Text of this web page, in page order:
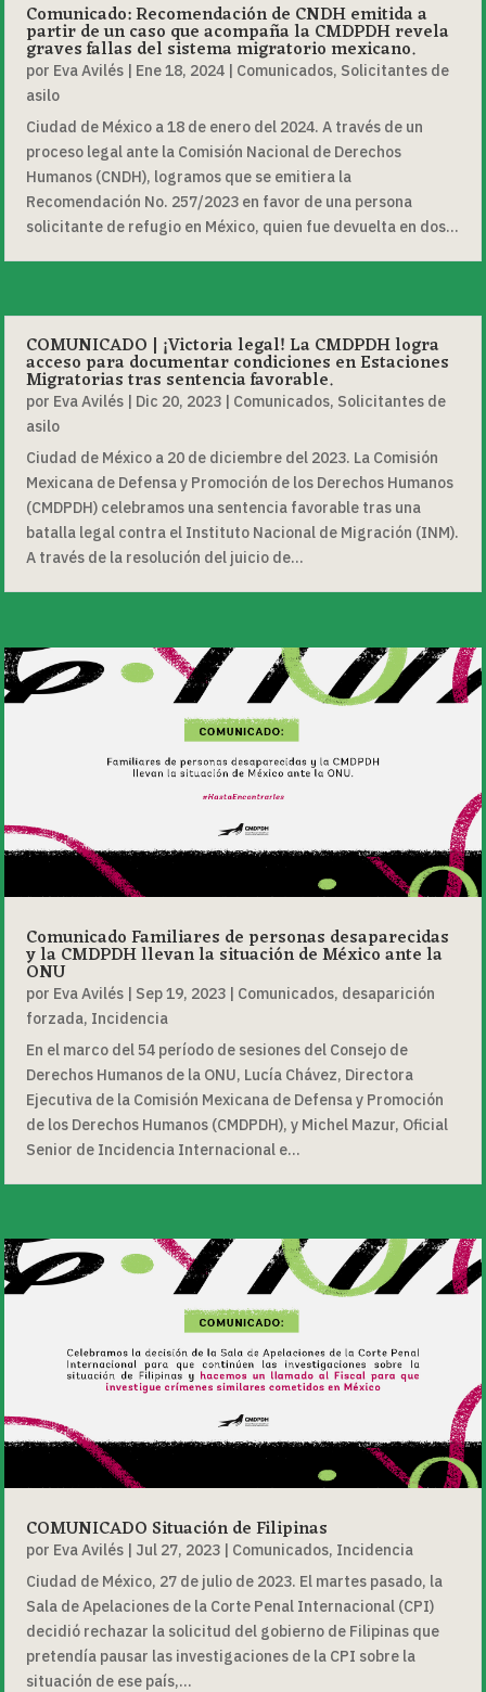
Comunicado: Recomendación de CNDH emitida a
partir de un caso que acompaña la CMDPDH revela
graves fallas del sistema migratorio mexicano.
por Eva Avilés | Ene 18, 2024 | Comunicados, Solicitantes de
asilo
Ciudad de México a 18 de enero del 2024. A través de un
proceso legal ante la Comisión Nacional de Derechos
Humanos (CNDH), logramos que se emitiera la
Recomendación No. 257/2023 en favor de una persona
solicitante de refugio en México, quien fue devuelta en dos...
COMUNICADO | ¡Victoria legal! La CMDPDH logra
acceso para documentar condiciones en Estaciones
Migratorias tras sentencia favorable.
por Eva Avilés Dic 20, 2023 Comunicados, Solicitantes de
asilo
Ciudad de México a 20 de diciembre del 2023. La Comisión
Mexicana de Defensa y Promoción de los Derechos Humanos
(CMDPDH) celebramos una sentencia favorable tras una
batalla legal contra el Instituto Nacional de Migración (INM).
A través de la resolución del juicio de...
Comunicado Familiares de personas desaparecidas
y la CMDPDH llevan la situación de México ante la
ONU
por Eva Avilés | Sep 19, 2023 | Comunicados, desaparición
forzada, Incidencia
En el marco del 54 período de sesiones del Consejo de
Derechos Humanos de la ONU, Lucía Chávez, Directora
Ejecutiva de la Comisión Mexicana de Defensa y Promoción
de los Derechos Humanos (CMDPDH), y Michel Mazur, Oficial
Senior de Incidencia Internacional e...
COMUNICADO Situación de Filipinas
por Eva Avilés | Jul 27, 2023 | Comunicados, Incidencia
Ciudad de México, 27 de julio de 2023. El martes pasado, la
Sala de Apelaciones de la Corte Penal Internacional (CPI)
decidió rechazar la solicitud del gobierno de Filipinas que
pretendía pausar las investigaciones de la CPI sobre la
situación de ese país,...